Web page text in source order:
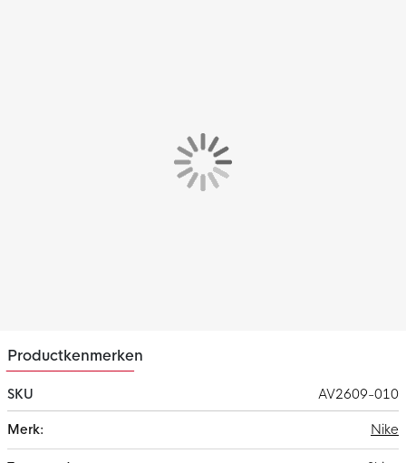
gestroomlijnde laag die soepel onder je tenue beweegt.
Productkenmerken
SKU
AV2609-010
informatie
Nike